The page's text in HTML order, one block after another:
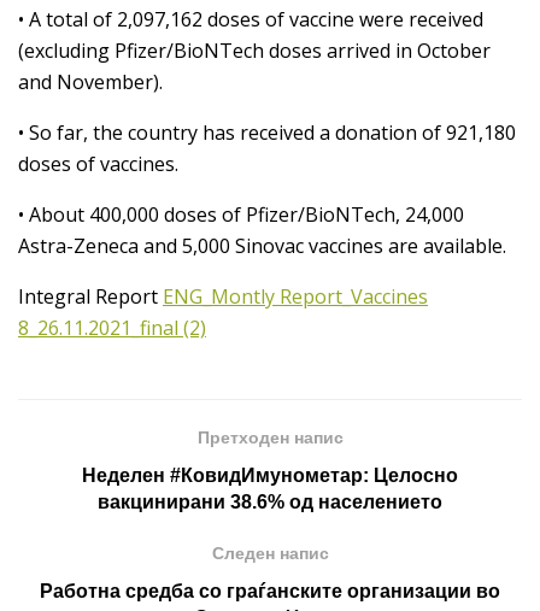
• A total of 2,097,162 doses of vaccine were received
(excluding Pfizer/BioNTech doses arrived in October
and November).
• So far, the country has received a donation of 921,180
doses of vaccines.
• About 400,000 doses of Pfizer/BioNTech, 24,000
Astra-Zeneca and 5,000 Sinovac vaccines are available.
Integral Report ENG_Montly Report_Vaccines
8_26.11.2021_final (2)
Претходен напис
Неделен #КовидИмунометар: Целосно
вакцинирани 38.6% од населението
Следен напис
Работна средба со граѓанските организации во